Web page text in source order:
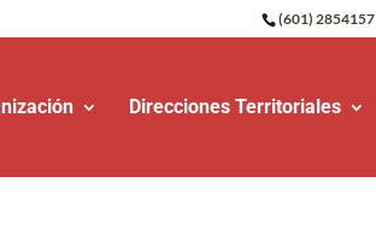
(601) 2854157
Direcciones Territoriales